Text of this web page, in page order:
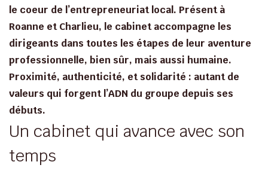
le coeur de l’entrepreneuriat local. Présent à
Roanne et Charlieu, le cabinet accompagne les
dirigeants dans toutes les étapes de leur aventure
professionnelle, bien sûr, mais aussi humaine.
Proximité, authenticité, et solidarité : autant de
valeurs qui forgent l’ADN du groupe depuis ses
débuts.
Un cabinet qui avance avec son
temps